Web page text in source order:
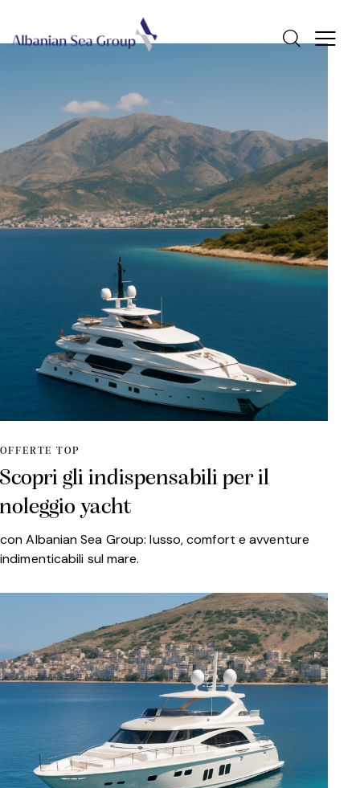
OFFERTE TOP
Scopri gli indispensabili per il
noleggio yacht
con Albanian Sea Group: lusso, comfort e avventure
indimenticabili sul mare.